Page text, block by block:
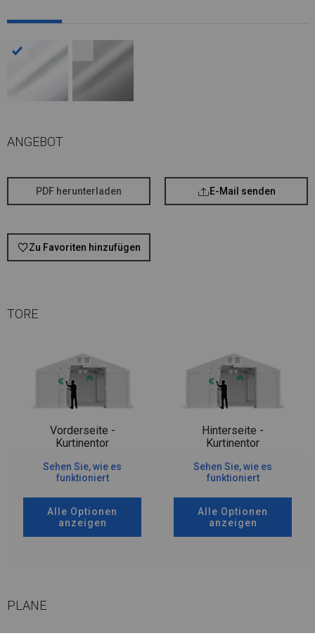
ANGEBOT
PDF herunterladen E-Mail senden
Zu Favoriten hinzufügen
TORE
Vorderseite -
Kurtinentor
Sehen Sie, wie es
funktioniert
Alle Optionen
anzeigen
Hinterseite -
Kurtinentor
Sehen Sie, wie es
funktioniert
Alle Optionen
anzeigen
PLANE